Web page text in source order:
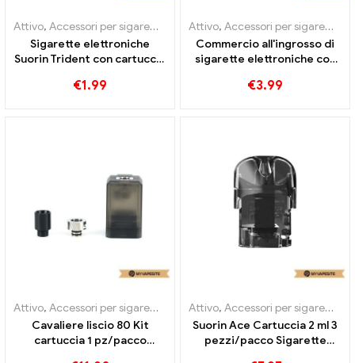
Attivo, Accessori per sigarette elettroniche ,Evaporatore
Sigarette elettroniche
Suorin Trident con cartuccia
Personalizzato
€1.99
Attivo, Accessori per sigarette elettroniche
Commercio all'ingrosso di
sigarette elettroniche con
DTL/MTL/RBA丨
€3.99
Attivo, Accessori per sigarette elettroniche ,Evaporatore
Cavaliere liscio 80 Kit
cartuccia 1 pz/pacco
Attivo, Accessori per sigarette elettroniche
Suorin Ace Cartuccia 2 ml 3
pezzi/pacco Sigarette